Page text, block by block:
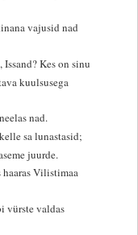
vajusid nad
Kes on sinu
kuulsusega
nad.
sa lunastasid;
juurde.
Vilistimaa
vürste valdas